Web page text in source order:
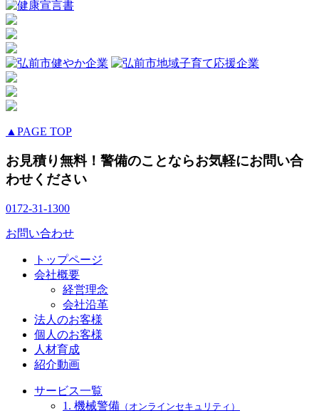
▲PAGE TOP
お見積り無料！警備のことならお気軽にお問い合
わせください
0172-31-1300
お問い合わせ
トップページ
会社概要
経営理念
会社沿革
法人のお客様
個人のお客様
人材育成
紹介動画
サービス一覧
1. 機械警備 （オンラインセキュリティ）